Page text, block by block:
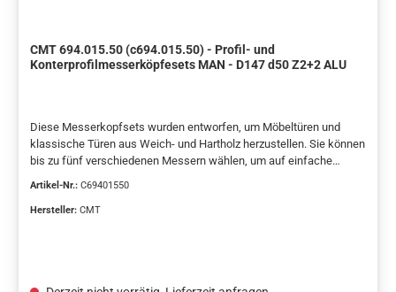
CMT 694.015.50 (c694.015.50) - Profil- und
Konterprofilmesserköpfesets MAN - D147 d50 Z2+2 ALU
Diese Messerkopfsets wurden entworfen, um Möbeltüren und
klassische Türen aus Weich- und Hartholz herzustellen. Sie können
bis zu fünf verschiedenen Messern wählen, um auf einfache
Weise klassische Profile zu erzeugen.Der verstellbare Fräser (in
elegante, verstellbare Nuten mit 8mm bis 15mm Stärke zu
Artikel-Nr.: C69401550
Hersteller: CMT